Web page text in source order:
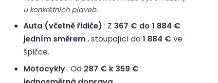
u konkrétních plaveb.
Auta (včetně řidiče) : Z 367 € do 1 884 €
jedním směrem, stoupající do 1 884 € ve
špičce.
Motocykly: Od 287 € k 359 €